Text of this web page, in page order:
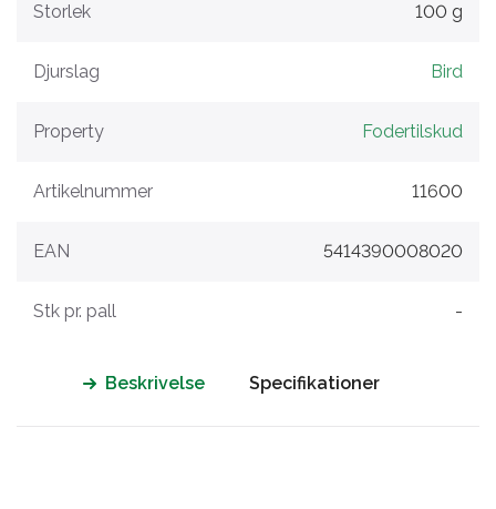
Storlek 100 g
Djurslag Bird
Property Fodertilskud
Artikelnummer 11600
EAN 5414390008020
Stk pr. pall -
Beskrivelse Specifikationer